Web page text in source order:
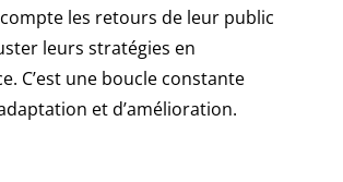
les retours de leur public
leurs stratégies en
C’est une boucle constante
et d’amélioration.